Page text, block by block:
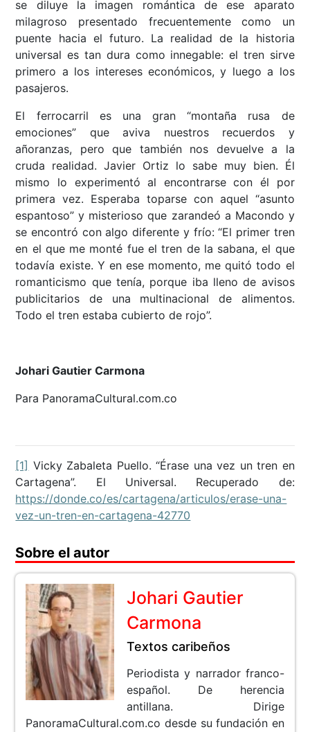
se diluye la imagen romántica de ese aparato
milagroso presentado frecuentemente como un
puente hacia el futuro. La realidad de la historia
universal es tan dura como innegable: el tren sirve
primero a los intereses económicos, y luego a los
pasajeros.
El ferrocarril es una gran “montaña rusa de
emociones” que aviva nuestros recuerdos y
añoranzas, pero que también nos devuelve a la
cruda realidad. Javier Ortiz lo sabe muy bien. Él
mismo lo experimentó al encontrarse con él por
primera vez. Esperaba toparse con aquel “asunto
espantoso” y misterioso que zarandeó a Macondo y
se encontró con algo diferente y frío: “El primer tren
en el que me monté fue el tren de la sabana, el que
todavía existe. Y en ese momento, me quitó todo el
romanticismo que tenía, porque iba lleno de avisos
publicitarios de una multinacional de alimentos.
Todo el tren estaba cubierto de rojo”.
Johari Gautier Carmona
Para PanoramaCultural.com.co
[1] Vicky Zabaleta Puello. “Érase una vez un tren en
Cartagena”. El Universal. Recuperado de:
https://donde.co/es/cartagena/articulos/erase-una-
vez-un-tren-en-cartagena-42770
Sobre el autor
Johari Gautier
Carmona
Textos caribeños
Periodista y narrador franco-
español. De herencia
antillana. Dirige
PanoramaCultural.com.co desde su fundación en